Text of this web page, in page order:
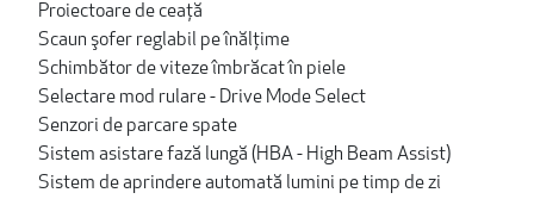
Proiectoare de ceață
Scaun şofer reglabil pe înălţime
Schimbător de viteze îmbrăcat în piele
Selectare mod rulare - Drive Mode Select
Senzori de parcare spate
Sistem asistare fază lungă (HBA - High Beam Assist)
Sistem de aprindere automată lumini pe timp de zi